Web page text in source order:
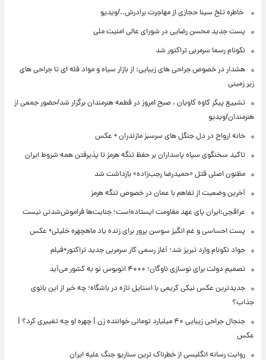
⁨ خاطره تلخ سینا حجازی از مهاجرت برادرش../ویدیو
پست جدید محسن رضایی در شورای عالی امنیت ملی
نکونام رسما سرمربی تراکتور شد
هشدار در خصوص جراحی های زیبایی: از بازار سیاه و مواد فله ای تا جراحی های
زیر زمینی
تشییع پیکر کاوه کاویان ، صبح امروز در قطعه هنرمندان برگزار شد/حضور جمعی از
هنرمندان/ویدیو
خانه ارواح در دل جنگل های سرسبز مازندران + عکس
تاکید سخنگوی سپاه پاسداران بر حفظ تنگه هرمز تا پذیرفتن همه شروط ایران
مظنون اصلی قتل «حمیدرضا رجب‌زاده» بازداشت شد
آخرین وضعیت از تفاهم با عمان در خصوص تنگه هرمز
عراقچی:ایران پای عهد مقاومت ایستاده‌است؛ جنایت‌ها فراموش‌شدنی نیست
پست احساسی و غم انگیز سوسن پرور برای زنده یاد ماهچهره خلیلی+ عکس
جواد نکونام وارد تبریز شد؛ آغاز رسمی کار سرمربی جدید تراکتور+فیلم
تصمیم دولت برای نوسازی ناوگان؛ ۴۰۰۰ اتوبوس نو به کشور می‌آید
جدیدترین عکس نیکی کریمی با استایل تازه در باشگاه؛ چه خبر از این بانوی
جذاب؟
جنجال جراحی زیبایی ۴۰ میلیارد تومانی خواننده زن | چهره او چه تغییری کرد؟ |
عکس
روایت رسانه انگلیسی از خطرناک ترین سناریو جنگ علیه ایران